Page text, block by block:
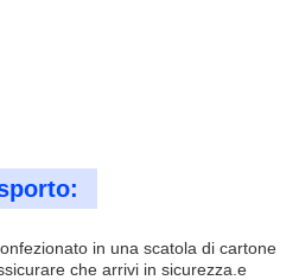
in una scatola di cartone
che arrivi in sicurezza.e